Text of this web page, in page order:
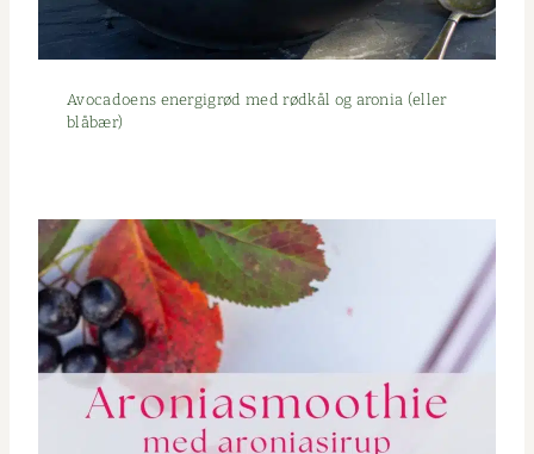
Avo­ca­doens energi­grød med rød­kål og aro­nia (eller
blåbær)